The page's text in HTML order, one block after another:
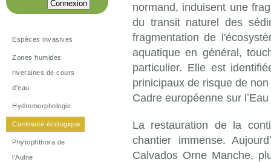
Espèces invasives
Zones humides
riveraines de cours
d'eau
Hydromorphologie
Continuité écologique
Phytophthora de
l'Aulne
normand, induisent une
du transit naturel des
fragmentation de
aquatique en général,
particulier. Elle est
prinicipaux de risque de
Cadre européenne sur
La restauration de la
chantier immense.
Calvados Orne Manche,